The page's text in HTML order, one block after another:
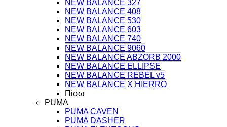
NEW BALANCE 327
NEW BALANCE 408
NEW BALANCE 530
NEW BALANCE 603
NEW BALANCE 740
NEW BALANCE 9060
NEW BALANCE ABZORB 2000
NEW BALANCE ELLIPSE
NEW BALANCE REBEL v5
NEW BALANCE X HIERRO
Πίσω
PUMA
PUMA CAVEN
PUMA DASHER